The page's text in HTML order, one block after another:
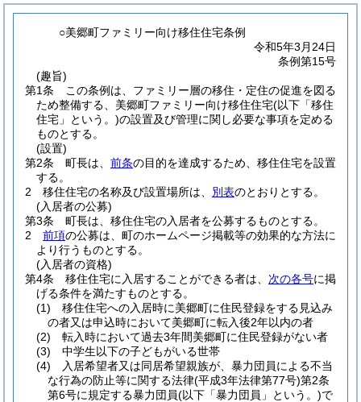
○美郷町ファミリー向け移住住宅条例
令和5年3月24日
条例第15号
(趣旨)
第1条
この条例は、ファミリー層の移住・定住の促進を図る
ため整備する、美郷町ファミリー向け移住住宅(以下「移住
住宅」という。)の設置及び管理に関し必要な事項を定める
ものとする。
(設置)
第2条
町長は、 前条の目的を達成するため、移住住宅を設置
する。
2
移住住宅の名称及び設置場所は、 別表のとおりとする。
(入居者の公募)
第3条
町長は、移住住宅の入居者を公募するものとする。
2
前項の公募は、町のホームページ掲載等の効果的な方法に
より行うものとする。
(入居者の資格)
第4条
移住住宅に入居することができる者は、 次の各号に掲
げる条件を満たすものとする。
(1)
移住住宅への入居時に美郷町に住民登録をする見込み
の者又は申込時において美郷町に転入後2年以内の者
(2)
転入時において過去3年間美郷町に住民登録がない者
(3)
中学生以下の子どもがいる世帯
(4)
入居希望者又は同居希望親族が、暴力団員による不当
な行為の防止等に関する法律(平成3年法律第77号)第2条
第6号に規定する暴力団員(以下「暴力団員」という。)で